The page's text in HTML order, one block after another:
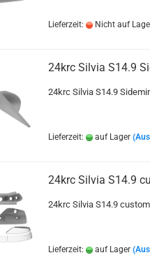
Lieferzeit: Nicht auf
24krc Silvia S14.9
24krc Silvia S14.9
Lieferzeit: auf Lager
24krc Silvia S14.9
24krc Silvia S14.9
Lieferzeit: auf Lager